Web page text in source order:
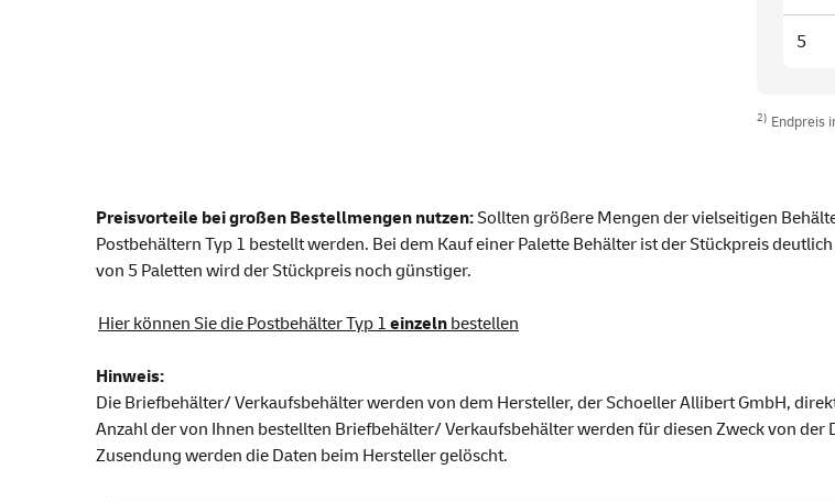
5
2) Endpreis
Preisvorteile bei großen Bestellmengen nutzen:Sollten größere Mengen der vielseitigen
Postbehältern Typ 1 bestellt werden. Bei dem Kauf einer Palette Behälter ist der Stückpreis
von 5 Paletten wird der Stückpreis noch günstiger.
Hier können Sie die Postbehälter Typ 1 einzeln bestellen
Hinweis:
Die Briefbehälter/ Verkaufsbehälter werden von dem Hersteller, der Schoeller Allibert GmbH,
Anzahl der von Ihnen bestellten Briefbehälter/ Verkaufsbehälter werden für diesen Zweck von
Zusendung werden die Daten beim Hersteller gelöscht.